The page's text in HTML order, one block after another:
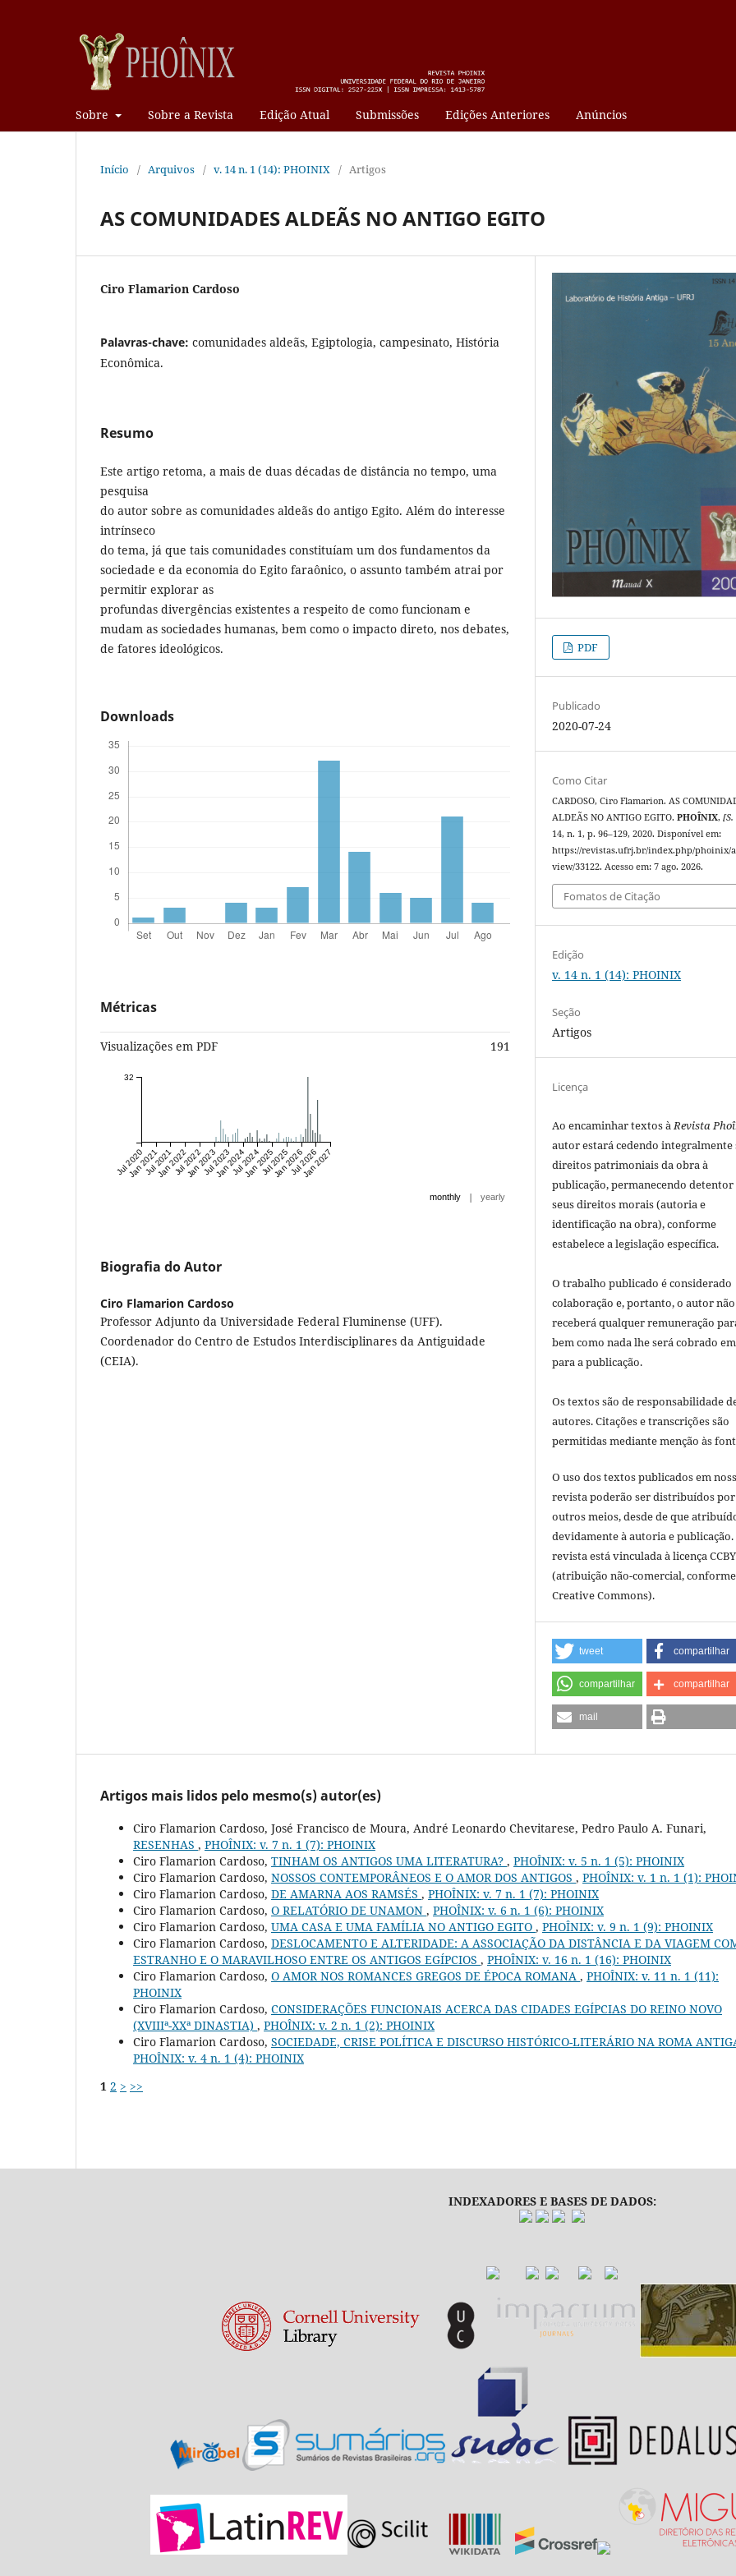
Sobre Sobre a Revista Edição Atual Submissões Edições Anteriores Anúncios
Início / Arquivos / v. 14 n. 1 (14): PHOINIX / Artigos
AS COMUNIDADES ALDEÃS NO ANTIGO EGITO
Ciro Flamarion Cardoso
Palavras-chave: comunidades aldeãs, Egiptologia, campesinato, História
Econômica.
Resumo
Este artigo retoma, a mais de duas décadas de distância no tempo, uma
pesquisa
do autor sobre as comunidades aldeãs do antigo Egito. Além do interesse
intrínseco
do tema, já que tais comunidades constituíam um dos fundamentos da
sociedade e da economia do Egito faraônico, o assunto também atrai por
permitir explorar as
profundas divergências existentes a respeito de como funcionam e
mudam as sociedades humanas, bem como o impacto direto, nos debates,
de fatores ideológicos.
Downloads
Métricas
Visualizações em PDF 191
Jul 2020
Jan 2021Jul 2021
Jan 2022Jul 2022
Jan 2023Jul 2023
Jan 2024Jul 2024
Jan 2025Jul 2025
Jan 2026Jul 2026
Jan 2027
32
monthly | yearly
Biografia do Autor
Ciro Flamarion Cardoso
Professor Adjunto da Universidade Federal Fluminense (UFF).
Coordenador do Centro de Estudos Interdisciplinares da Antiguidade
(CEIA).
PDF
Publicado
2020-07-24
Como Citar
CARDOSO, Ciro Flamarion. AS
ALDEÃS NO ANTIGO EGITO.PHOÎNIX,
14, n. 1, p. 96–129, 2020. Disponível em:
https://revistas.ufrj.br/index.php/phoinix/
view/33122. Acesso em: 7 ago. 2026.
Fomatos de Citação
Edição
v. 14 n. 1 (14): PHOINIX
Seção
Artigos
Licença
Ao encaminhar textos àRevista
autor estará cedendo integralmente
direitos patrimoniais da obra à
publicação, permanecendo detentor
seus direitos morais (autoria e
identificação na obra), conforme
estabelece a legislação especí­fica.
O trabalho publicado é considerado
colaboração e, portanto, o autor não
receberá qualquer remuneração
bem como nada lhe será cobrado
para a publicação.
Os textos são de responsabilidade
autores. Citações e transcrições são
permitidas mediante menção às
O uso dos textos publicados em
revista poderão ser distribuídos por
outros meios, desde de que
devidamente à autoria e publicação.
revista está vinculada à licença
(atribuição não-comercial,
Creative Commons).
tweet compartilhar
compartilhar compartilhar
mail
Artigos mais lidos pelo mesmo(s) autor(es)
Ciro Flamarion Cardoso, José Francisco de Moura, André Leonardo Chevitarese, Pedro Paulo A. Funari,
RESENHAS , PHOÎNIX: v. 7 n. 1 (7): PHOINIX
Ciro Flamarion Cardoso, TINHAM OS ANTIGOS UMA LITERATURA? , PHOÎNIX: v. 5 n. 1 (5): PHOINIX
Ciro Flamarion Cardoso, NOSSOS CONTEMPORÂNEOS E O AMOR DOS ANTIGOS , PHOÎNIX: v. 1 n. 1 (1):
Ciro Flamarion Cardoso, DE AMARNA AOS RAMSÉS , PHOÎNIX: v. 7 n. 1 (7): PHOINIX
Ciro Flamarion Cardoso, O RELATÓRIO DE UNAMON , PHOÎNIX: v. 6 n. 1 (6): PHOINIX
Ciro Flamarion Cardoso, UMA CASA E UMA FAMÍLIA NO ANTIGO EGITO , PHOÎNIX: v. 9 n. 1 (9): PHOINIX
Ciro Flamarion Cardoso, DESLOCAMENTO E ALTERIDADE: A ASSOCIAÇÃO DA DISTÂNCIA E DA VIAGEM
ESTRANHO E O MARAVILHOSO ENTRE OS ANTIGOS EGÍPCIOS , PHOÎNIX: v. 16 n. 1 (16): PHOINIX
Ciro Flamarion Cardoso, O AMOR NOS ROMANCES GREGOS DE ÉPOCA ROMANA , PHOÎNIX: v. 11 n. 1 (11):
PHOINIX
Ciro Flamarion Cardoso, CONSIDERAÇÕES FUNCIONAIS ACERCA DAS CIDADES EGÍPCIAS DO REINO NOVO
(XVIIIª-XXª DINASTIA) , PHOÎNIX: v. 2 n. 1 (2): PHOINIX
Ciro Flamarion Cardoso, SOCIEDADE, CRISE POLÍTICA E DISCURSO HISTÓRICO-LITERÁRIO NA ROMA
PHOÎNIX: v. 4 n. 1 (4): PHOINIX
1 2 > >>
INDEXADORES E BASES DE DADOS: